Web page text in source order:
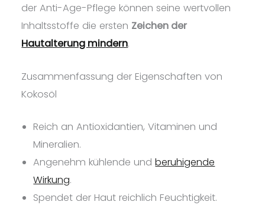
der Anti-Age-Pflege können seine wertvollen
Inhaltsstoffe die ersten Zeichen der
Hautalterung mindern.
Zusammenfassung der Eigenschaften von
Kokosöl
Reich an Antioxidantien, Vitaminen und
Mineralien.
Angenehm kühlende undberuhigende
Wirkung.
Spendet der Haut reichlich Feuchtigkeit.